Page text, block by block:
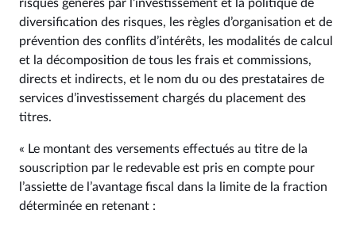
risques générés par l’investissement et la politique de
diversification des risques, les règles d’organisation et de
prévention des conflits d’intérêts, les modalités de calcul
et la décomposition de tous les frais et commissions,
directs et indirects, et le nom du ou des prestataires de
services d’investissement chargés du placement des
titres.
« Le montant des versements effectués au titre de la
souscription par le redevable est pris en compte pour
l’assiette de l’avantage fiscal dans la limite de la fraction
déterminée en retenant :